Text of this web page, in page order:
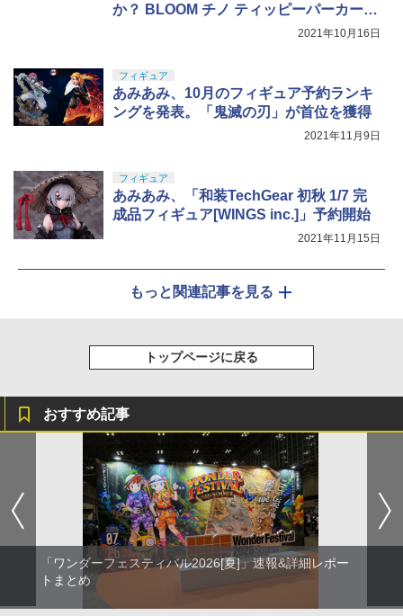
か？ BLOOM チノ ティッピーパーカーVe
2021年10月16日
フィギュア
あみあみ、10月のフィギュア予約ランキ
ングを発表。「鬼滅の刃」が首位を獲得
2021年11月9日
フィギュア
あみあみ、「和装TechGear 初秋 1/7 完
成品フィギュア[WINGS inc.]」予約開始
2021年11月15日
もっと関連記事を見る
トップページに戻る
おすすめ記事
「ワンダーフェスティバル2026[夏]」速報&詳細レポー
トまとめ